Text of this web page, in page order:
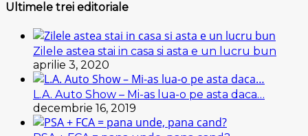
Ultimele trei editoriale
Zilele astea stai in casa si asta e un lucru bun
aprilie 3, 2020
L.A. Auto Show – Mi-as lua-o pe asta daca…
decembrie 16, 2019